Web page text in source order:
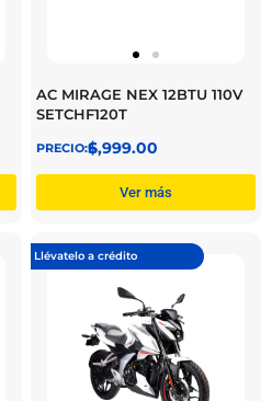
AC MIRAGE NEX 12BTU 110V
SETCHF120T
$
6,999.00
Ver más
Llévatelo a crédito